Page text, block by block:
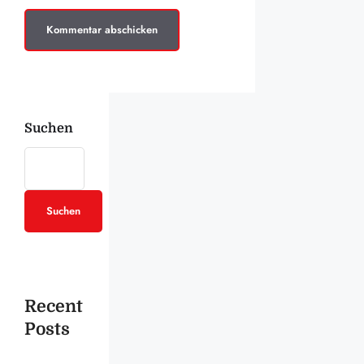
Suchen
Suchen
Recent
Posts